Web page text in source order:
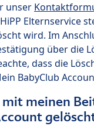
unser
Elternservice
wird. Im
über die
dass die
BabyClub
meinen